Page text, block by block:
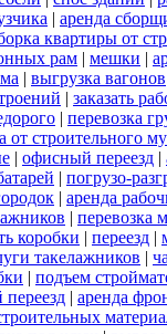
| аренда
квартиры от
рам | мешки |
| выгрузка вагонов
| заказать
| перевозка
от строительного
| офисный переезд |
| погрузо-
| аренда
| перевозка
коробки | переезд |
такелажников |
| подъем
| аренда